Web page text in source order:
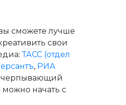
сможете лучше
свои
ТАСС (отдел
, РИА
начать с